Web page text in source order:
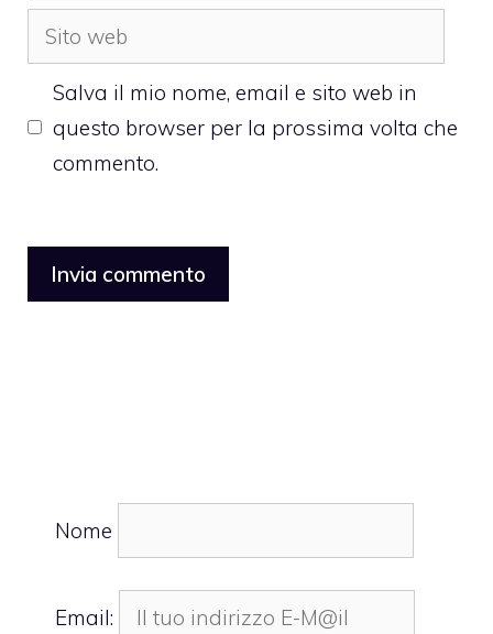
Sito
web
Salva il mio nome, email e sito web in
questo browser per la prossima volta che
commento.
Nome
Email: